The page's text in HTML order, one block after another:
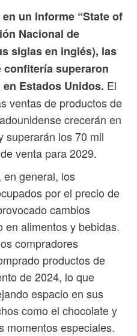
un informe “State of
Nacional de
siglas en inglés), las
superaron
Estados Unidos. El
ventas de productos de
crecerán en
superarán los 70 mil
venta para 2029.
en general, los
por el precio de
cambios
en alimentos y bebidas.
compradores
productos de
de 2024, lo que
espacio en sus
como el chocolate y
momentos especiales.